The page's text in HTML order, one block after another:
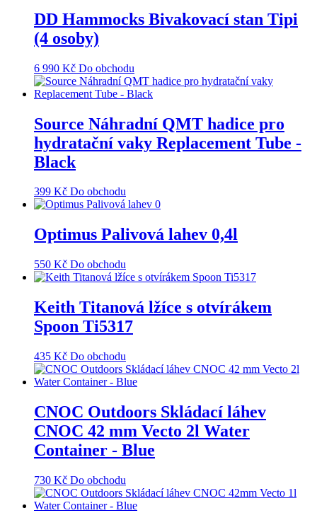
DD Hammocks Bivakovací stan Tipi
(4 osoby)
6 990 Kč Do obchodu
Source Náhradní QMT hadice pro
hydratační vaky Replacement Tube -
Black
399 Kč Do obchodu
Optimus Palivová lahev 0,4l
550 Kč Do obchodu
Keith Titanová lžíce s otvírákem
Spoon Ti5317
435 Kč Do obchodu
CNOC Outdoors Skládací láhev
CNOC 42 mm Vecto 2l Water
Container - Blue
730 Kč Do obchodu